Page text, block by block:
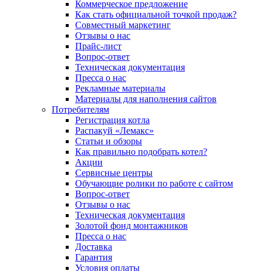
Коммерческое предложение
Как стать официальной точкой продаж?
Совместный маркетинг
Отзывы о нас
Прайс-лист
Вопрос-ответ
Техническая документация
Пресса о нас
Рекламные материалы
Материалы для наполнения сайтов
Потребителям
Регистрация котла
Распакуй «Лемакс»
Статьи и обзоры
Как правильно подобрать котел?
Акции
Сервисные центры
Обучающие ролики по работе с сайтом
Вопрос-ответ
Отзывы о нас
Техническая документация
Золотой фонд монтажников
Пресса о нас
Доставка
Гарантия
Условия оплаты